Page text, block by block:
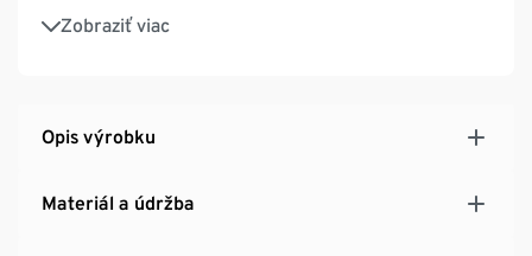
Zobraziť viac
Dlhá životnosť a vysoká odolnosť pri praní vďaka
Opis výrobku
Materiál a údržba